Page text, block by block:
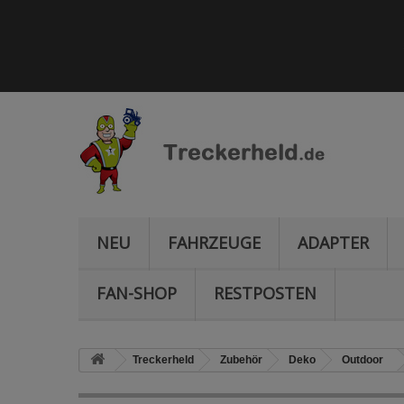
NEU FAHRZEUGE ADAPTER
FAN-SHOP RESTPOSTEN
Treckerheld Zubehör Deko Outdoor